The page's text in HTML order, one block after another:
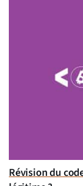
Révision du